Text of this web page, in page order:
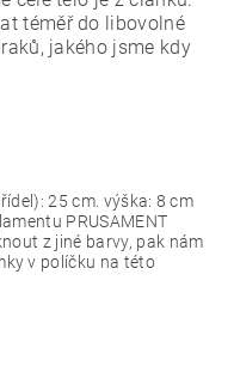
téměř do libovolné
jakého jsme kdy
25 cm. výška: 8 cm
PRUSAMENT
z jiné barvy, pak nám
v políčku na této